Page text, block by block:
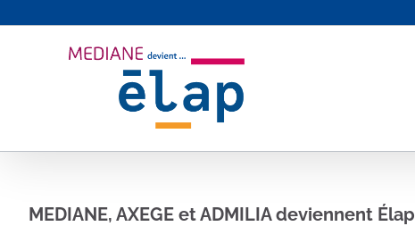
MEDIANE, AXEGE et ADMILIA deviennent Élap